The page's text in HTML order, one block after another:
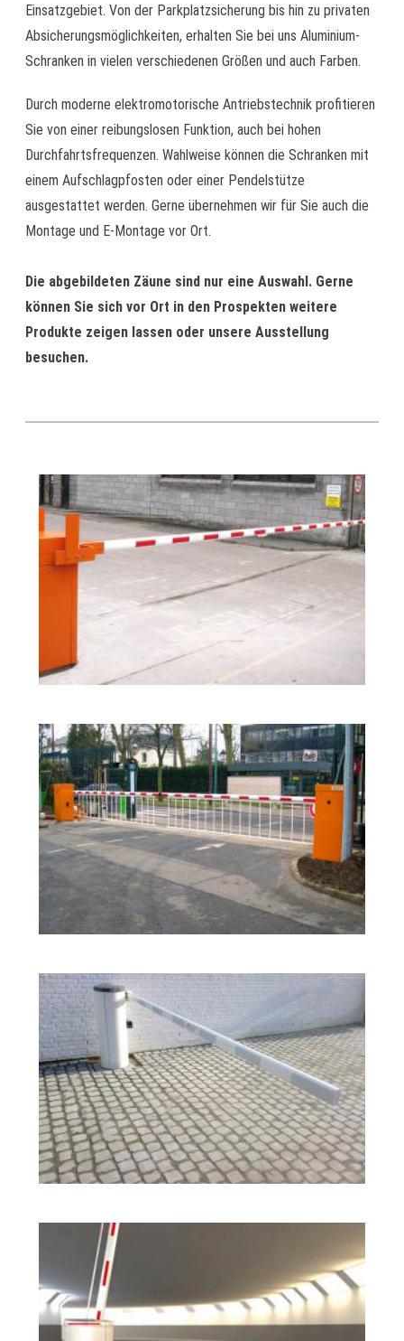
Einsatzgebiet. Von der Parkplatzsicherung bis hin zu privaten
Absicherungsmöglichkeiten, erhalten Sie bei uns Aluminium-
Schranken in vielen verschiedenen Größen und auch Farben.
Durch moderne elektromotorische Antriebstechnik profitieren
Sie von einer reibungslosen Funktion, auch bei hohen
Durchfahrtsfrequenzen. Wahlweise können die Schranken mit
einem Aufschlagpfosten oder einer Pendelstütze
ausgestattet werden. Gerne übernehmen wir für Sie auch die
Montage und E-Montage vor Ort.
Die abgebildeten Zäune sind nur eine Auswahl. Gerne
können Sie sich vor Ort in den Prospekten weitere
Produkte zeigen lassen oder unsere Ausstellung
besuchen.